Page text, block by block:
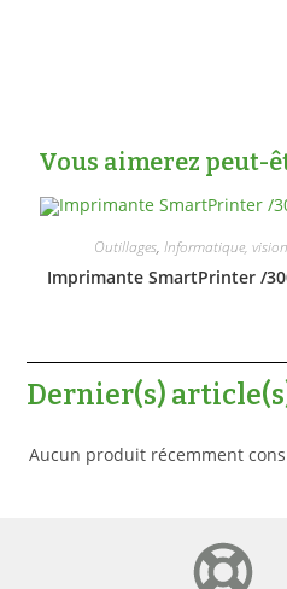
Vous aimerez peut-
Outillages,Informatique,
Imprimante SmartPrinter /
Dernier(s)
Aucun produit récemment